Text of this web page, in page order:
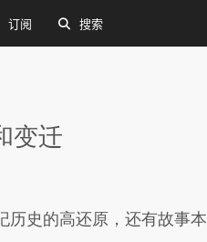
订阅 搜索
变迁
历史的高还原，还有故事本